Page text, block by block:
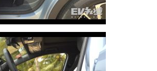
备1007919